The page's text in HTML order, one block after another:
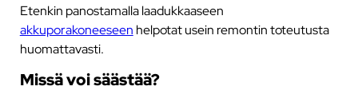
Etenkin panostamalla laadukkaaseen
akkuporakoneeseen helpotat usein remontin toteutusta
huomattavasti.
Missä voi säästää?